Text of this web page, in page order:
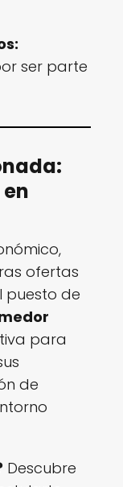
ser parte
ofertas
puesto de
para
de
Descubre